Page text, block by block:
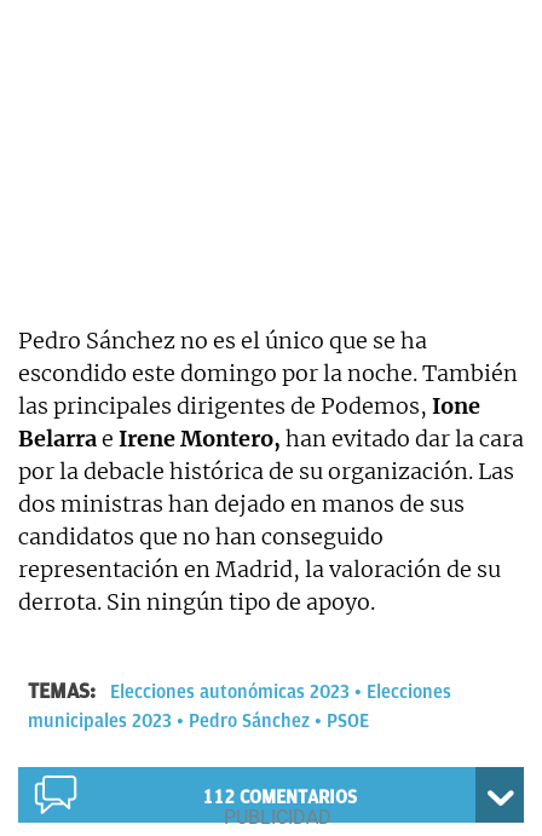
Pedro Sánchez no es el único que se ha
escondido este domingo por la noche. También
las principales dirigentes de Podemos, Ione
Belarrae Irene Montero, han evitado dar la cara
por la debacle histórica de su organización. Las
dos ministras han dejado en manos de sus
candidatos que no han conseguido
representación en Madrid, la valoración de su
derrota. Sin ningún tipo de apoyo.
TEMAS: Elecciones autonómicas 2023
Elecciones
municipales 2023
Pedro Sánchez PSOE
112 COMENTARIOS